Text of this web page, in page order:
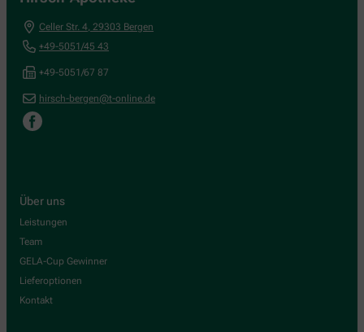
Celler Str. 4, 29303 Bergen
+49-5051/45 43
+49-5051/67 87
hirsch-bergen@t-online.de
Über uns
Leistungen
Team
GELA-Cup Gewinner
Lieferoptionen
Kontakt